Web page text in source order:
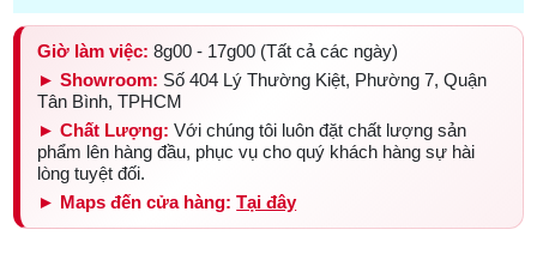
Giờ làm việc: 8g00 - 17g00 (Tất cả các ngày)
► Showroom: Số 404 Lý Thường Kiệt, Phường 7, Quận
Tân Bình, TPHCM
► Chất Lượng: Với chúng tôi luôn đặt chất lượng sản
phẩm lên hàng đầu, phục vụ cho quý khách hàng sự hài
lòng tuyệt đối.
► Maps đến cửa hàng: Tại đây